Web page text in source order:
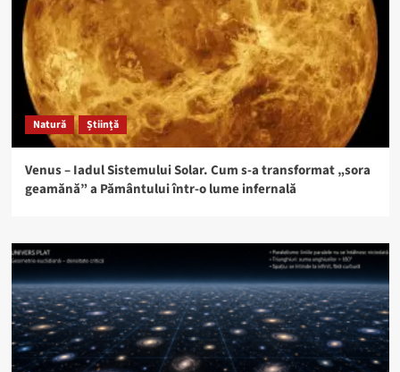
Natură Știință
Venus – Iadul Sistemului Solar. Cum s-a transformat „sora
geamănă” a Pământului într-o lume infernală